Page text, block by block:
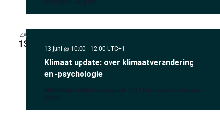
ZA
13
Klimaat update: over klimaatverandering
en -psychologie
13 juni @ 10:00 - 12:00 UTC+1